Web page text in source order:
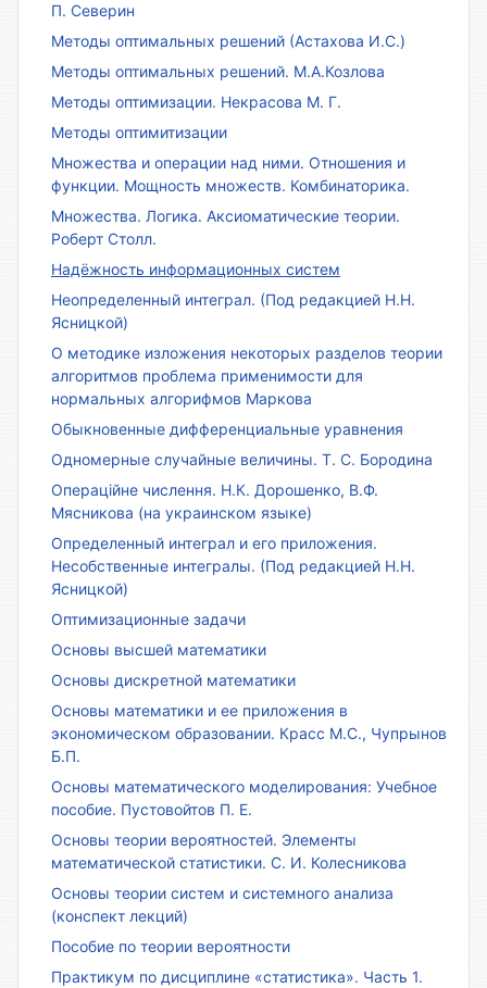
П. Северин
Методы оптимальных решений (Астахова И.С.)
Методы оптимальных решений. М.А.Козлова
Методы оптимизации. Некрасова М. Г.
Методы оптимитизации
Множества и операции над ними. Отношения и
функции. Мощность множеств. Комбинаторика.
Множества. Логика. Аксиоматические теории.
Роберт Столл.
Надёжность информационных систем
Неопределенный интеграл. (Под редакцией Н.Н.
Ясницкой)
О методике изложения некоторых разделов теории
алгоритмов проблема применимости для
нормальных алгорифмов Маркова
Обыкновенные дифференциальные уравнения
Одномерные случайные величины. Т. С. Бородина
Операційне числення. Н.К. Дорошенко, В.Ф.
Мясникова (на украинском языке)
Определенный интеграл и его приложения.
Несобственные интегралы. (Под редакцией Н.Н.
Ясницкой)
Оптимизационные задачи
Основы высшей математики
Основы дискретной математики
Основы математики и ее приложения в
экономическом образовании. Красс М.С., Чупрынов
Б.П.
Основы математического моделирования: Учебное
пособие. Пустовойтов П. Е.
Основы теории вероятностей. Элементы
математической статистики. С. И. Колесникова
Основы теории систем и системного анализа
(конспект лекций)
Пособие по теории вероятности
Практикум по дисциплине «статистика». Часть 1.